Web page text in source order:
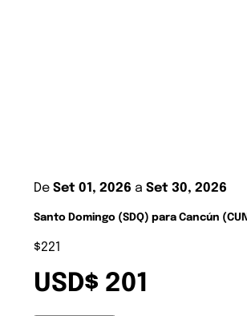
De Set 01, 2026 a Set 30, 2026
Santo Domingo (SDQ) para Cancún
$221
USD$ 201